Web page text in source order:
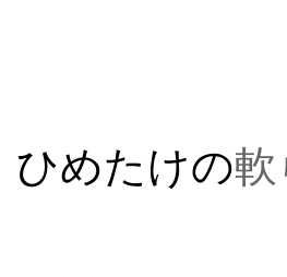
ひめたけの軟